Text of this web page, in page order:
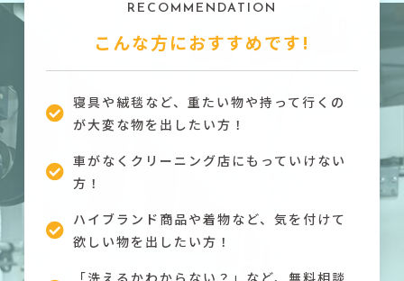
RECOMMENDATION
こんな方におすすめです!
寝具や絨毯など、重たい物や持って行くの
が大変な物を出したい方！
車がなくクリーニング店にもっていけない
方！
ハイブランド商品や着物など、気を付けて
欲しい物を出したい方！
「洗えるかわからない？」など、無料相談